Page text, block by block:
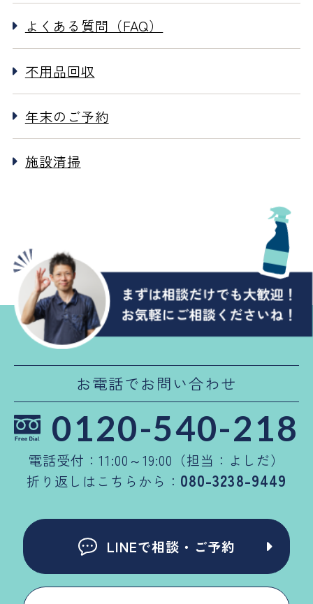
よくある質問（FAQ）
不用品回収
年末のご予約
施設清掃
お電話でお問い合わせ
0120-540-218
電話受付：11:00～19:00（担当：よしだ）
折り返しはこちらから： 080-3238-9449
LINEで相談・ご予約